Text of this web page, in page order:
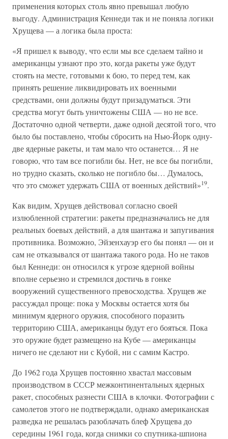
применения которых столь явно превышал любую
выгоду. Администрация Кеннеди так и не поняла логики
Хрущева — а логика была проста:
«Я пришел к выводу, что если мы все сделаем тайно и
американцы узнают про это, когда ракеты уже будут
стоять на месте, готовыми к бою, то перед тем, как
принять решение ликвидировать их военными
средствами, они должны будут призадуматься. Эти
средства могут быть уничтожены США — но не все.
Достаточно одной четверти, даже одной десятой того, что
было бы поставлено, чтобы сбросить на Нью-Йорк одну-
две ядерные ракеты, и там мало что останется… Я не
говорю, что там все погибли бы. Нет, не все бы погибли,
но трудно сказать, сколько не погибло бы… Думалось,
что это сможет удержать США от военных действий»19.
Как видим, Хрущев действовал согласно своей
излюбленной стратегии: ракеты предназначались не для
реальных боевых действий, а для шантажа и запугивания
противника. Возможно, Эйзенхауэр его бы понял — он и
сам не отказывался от шантажа такого рода. Но не таков
был Кеннеди: он относился к угрозе ядерной войны
вполне серьезно и стремился достичь в гонке
вооружений существенного превосходства. Хрущев же
рассуждал проще: пока у Москвы остается хотя бы
минимум ядерного оружия, способного поразить
территорию США, американцы будут его бояться. Пока
это оружие будет размещено на Кубе — американцы
ничего не сделают ни с Кубой, ни с самим Кастро.
До 1962 года Хрущев постоянно хвастал массовым
производством в СССР межконтинентальных ядерных
ракет, способных разнести США в клочки. Фотографии с
самолетов этого не подтверждали, однако американская
разведка не решалась разоблачать блеф Хрущева до
середины 1961 года, когда снимки со спутника-шпиона